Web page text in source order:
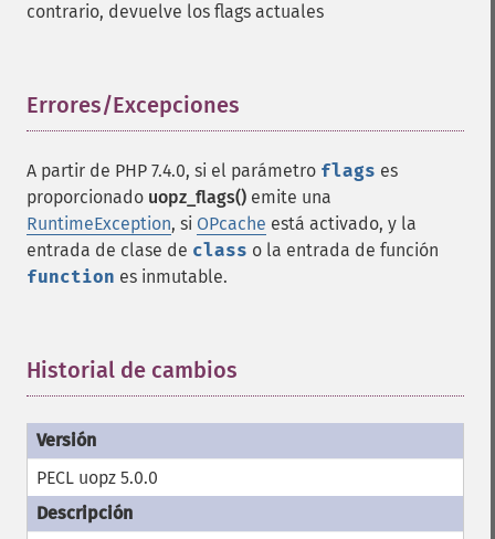
contrario, devuelve los flags actuales
Errores/Excepciones
A partir de PHP 7.4.0, si el parámetro flags es
proporcionado uopz_flags() emite una
RuntimeException, si OPcache está activado, y la
entrada de clase de class o la entrada de función
function es inmutable.
Historial de cambios
PECL uopz 5.0.0